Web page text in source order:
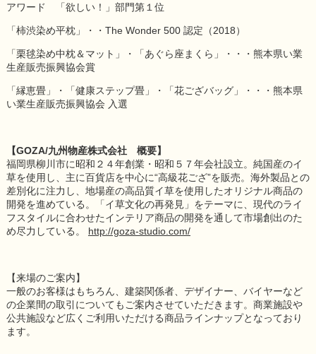
アワード 「欲しい！」部門第１位
「柿渋染め平枕」・・The Wonder 500 認定（2018）
「栗毬染め中枕＆マット」・「あぐら座まくら」・・・熊本県い業
生産販売振興協会賞
「縁恵畳」・「健康ステップ畳」・「花ござバッグ」・・・熊本県
い業生産販売振興協会 入選
【GOZA/九州物産株式会社 概要】
福岡県柳川市に昭和２４年創業・昭和５７年会社設立。純国産のイ
草を使用し、主に百貨店を中心に“高級花ござ”を販売。海外製品との
差別化に注力し、地場産の高品質イ草を使用したオリジナル商品の
開発を進めている。「イ草文化の再発見」をテーマに、現代のライ
フスタイルに合わせたインテリア商品の開発を通して市場創出のた
め尽力している。 http://goza-studio.com/
【来場のご案内】
一般のお客様はもちろん、建築関係者、デザイナー、バイヤーなど
の企業間の取引についてもご案内させていただきます。商業施設や
公共施設など広くご利用いただける商品ラインナップとなっており
ます。